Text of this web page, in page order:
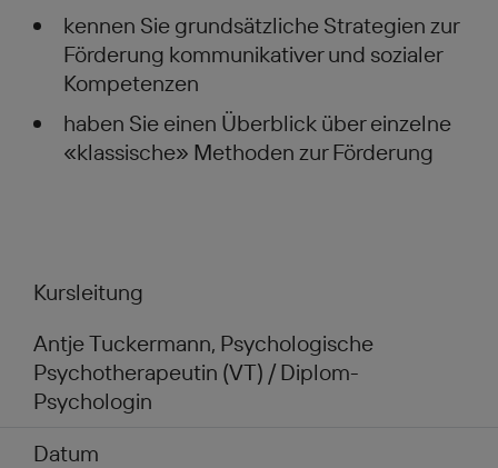
kennen Sie grundsätzliche Strategien zur
Förderung kommunikativer und sozialer
Kompetenzen
haben Sie einen Überblick über einzelne
«klassische» Methoden zur Förderung
Kursleitung
Antje Tuckermann, Psychologische
Psychotherapeutin (VT) / Diplom-
Psychologin
Datum